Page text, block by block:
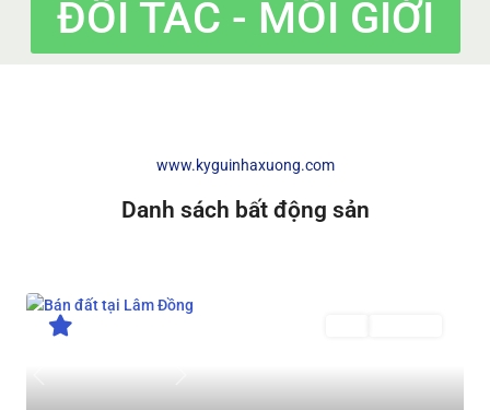
ĐỐI TÁC - MÔI GIỚI
www.kyguinhaxuong.com
Danh sách bất động sản
Previous Next